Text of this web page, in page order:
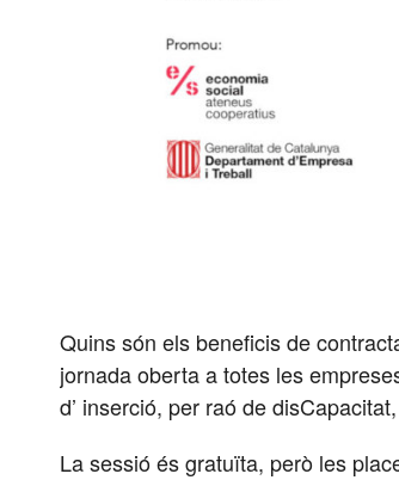
Quins són els beneficis de
jornada oberta a totes les
d’ inserció, per raó de
La sessió és gratuïta, però les